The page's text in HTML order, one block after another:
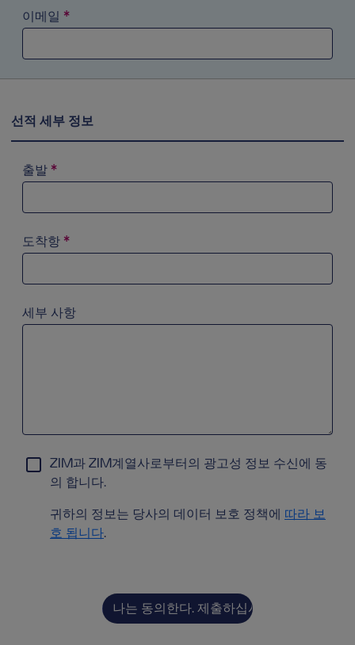
이메일 *
선적 세부 정보
출발 *
도착항 *
세부 사항
ZIM과 ZIM계열사로부터의 광고성 정보 수신에 동
의 합니다.
귀하의 정보는 당사의 데이터 보호 정책에 따라 보
호 됩니다.